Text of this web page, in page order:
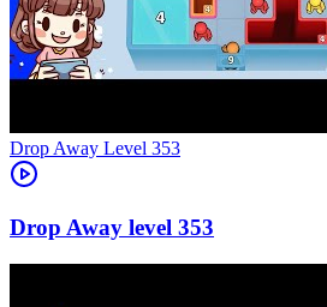
Level 353
353